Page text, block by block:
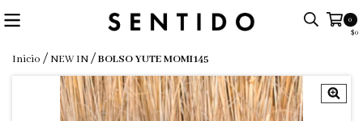
0
$0
Inicio / NEW IN/BOLSO YUTE MOMI145